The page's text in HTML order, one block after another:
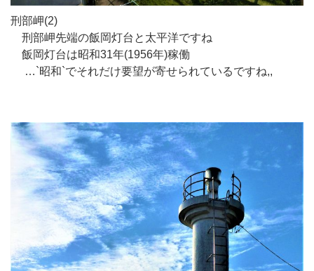
刑部岬(2)
刑部岬先端の飯岡灯台と太平洋ですね
飯岡灯台は昭和31年(1956年)稼働
…`昭和`でそれだけ要望が寄せられているですね,,